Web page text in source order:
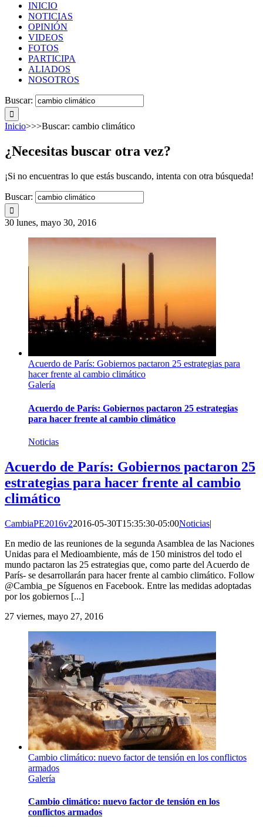
INICIO
NOTICIAS
OPINIÓN
VIDEOS
FOTOS
PARTICIPA
ALIADOS
NOSOTROS
Buscar:
Inicio>>>Buscar: cambio climático
¿Necesitas buscar otra vez?
¡Si no encuentras lo que estás buscando, intenta con otra búsqueda!
Buscar:
30 lunes, mayo 30, 2016
Acuerdo de París: Gobiernos pactaron 25 estrategias para
hacer frente al cambio climático
Galería
Acuerdo de París: Gobiernos pactaron 25 estrategias
para hacer frente al cambio climático
Noticias
Acuerdo de París: Gobiernos pactaron 25
estrategias para hacer frente al cambio
climático
CambiaPE2016v22016-05-30T15:35:30-05:00Noticias|
En medio de las reuniones de la segunda Asamblea de las Naciones
Unidas para el Medioambiente, más de 150 ministros del todo el
mundo pactaron las 25 estrategias que, como parte del Acuerdo de
París- se desarrollarán para hacer frente al cambio climático. Follow
@Cambia_pe Síguenos en Facebook. Entre las medidas adoptadas
por los gobiernos [...]
27 viernes, mayo 27, 2016
Cambio climático: nuevo factor de tensión en los conflictos
armados
Galería
Cambio climático: nuevo factor de tensión en los
conflictos armados